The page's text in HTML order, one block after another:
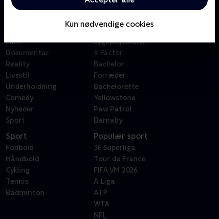
Kun nødvendige cookies
Kategorier
Film
Dokumentar
Reality
Livsstil
Underholdning
Comedy
Nyheder
Sport
Badehotellet
Sygeplejeskolen
X Factor
Bachelor
Forræder
Bachelorette
Yellowstone
Paw Patrol
Barnaby
Sport
Fodbold
Håndbold
Cykling
Tennis
Badminton
Populær sport
3F Superliga
Tour de France
FIFA VM 2026
A Liga
ATP
WTA
NFL